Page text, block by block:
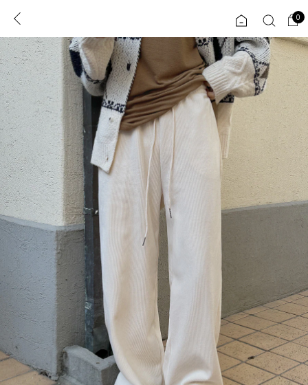
로그인 0
ENG
TW
콘텐츠 리뷰 & 혜택 플러스핏 회원혜택
CATEGORY COMMUNITY
도착보장⚡
인플루언서 pick!
신상 5%
베스트
MADE
세트할인 ~30%
하객룩
ALL
익스클루시브
아우터
티셔츠
니트
블라우스
원피스
0